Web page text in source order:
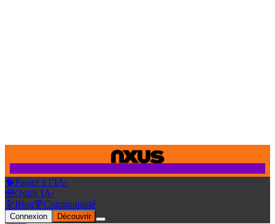
🧠Passer à l’IA›
🧰Outils IA›
🔭Blog💬Communauté
Connexion Découvrir